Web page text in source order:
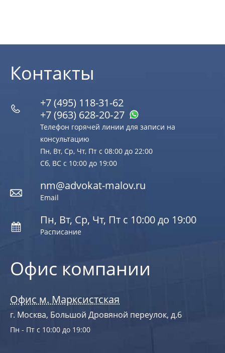
Офис компании
Офис м. Марксистская
г. Москва, Большой Дровяной переулок, д.6
Пн - Пт с 10:00 до 19:00
Контакты
+7 (495) 118-31-62
+7 (963) 628‑20‑27
Телефон горячей линии для записи на
консультацию
Пн, Вт, Ср, Чт, Пт с 08:00 до 22:00
Сб, ВС с 10:00 до 19:00
nm@advokat-malov.ru
Email
Пн, Вт, Ср, Чт, Пт с 10:00 до 19:00
Расписание